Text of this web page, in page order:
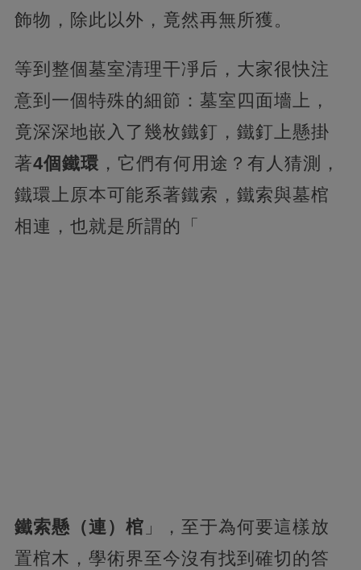
飾物，除此以外，竟然再無所獲。
等到整個墓室清理干凈后，大家很快注
意到一個特殊的細節：墓室四面墻上，
竟深深地嵌入了幾枚鐵釘，鐵釘上懸掛
著4個鐵環 ，它們有何用途？有人猜測，
鐵環上原本可能系著鐵索，鐵索與墓棺
相連，也就是所謂的「
鐵索懸（連）棺 」，至于為何要這樣放
置棺木，學術界至今沒有找到確切的答